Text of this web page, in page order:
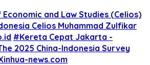
and Law Studies (Celios)
Celios Muhammad Zulfikar
#Kereta Cepat Jakarta -
2025 China-Indonesia Survey
news.com